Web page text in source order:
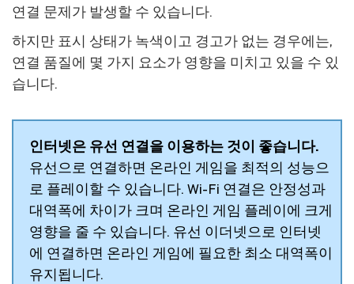
연결 문제가 발생할 수 있습니다.
하지만 표시 상태가 녹색이고 경고가 없는 경우에는,
연결 품질에 몇 가지 요소가 영향을 미치고 있을 수 있
습니다.
인터넷은 유선 연결을 이용하는 것이 좋습니다.
유선으로 연결하면 온라인 게임을 최적의 성능으
로 플레이할 수 있습니다. Wi-Fi 연결은 안정성과
대역폭에 차이가 크며 온라인 게임 플레이에 크게
영향을 줄 수 있습니다. 유선 이더넷으로 인터넷
에 연결하면 온라인 게임에 필요한 최소 대역폭이
유지됩니다.